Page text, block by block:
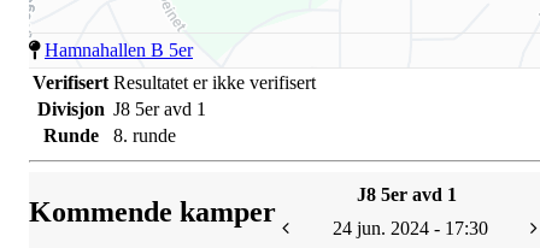
Hamnahallen B 5er
Verifisert Resultatet er ikke verifisert
Divisjon J8 5er avd 1
Runde
8. runde
Kommende kamper
J8 5er avd 1
24 jun. 2024 - 17:30